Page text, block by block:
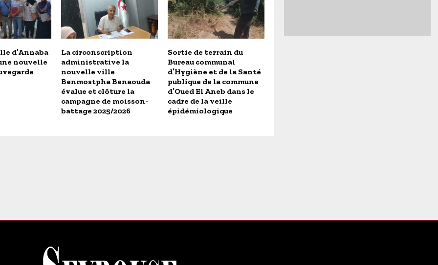
d’Annaba
nouvelle
La circonscription
administrative la
nouvelle ville
Benmostpha Benaouda
évalue et clôture la
campagne de moisson-
battage 2025/2026
Sortie de terrain du
Bureau communal
d’Hygiène et de la Santé
publique de la commune
d’Oued El Aneb dans le
cadre de la veille
épidémiologique